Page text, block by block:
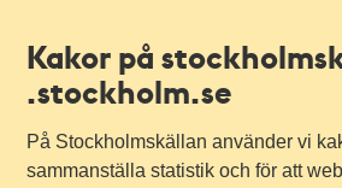
Kakor på
.stockholm.se
På Stockholmskällan använder vi
sammanställa statistik och för att